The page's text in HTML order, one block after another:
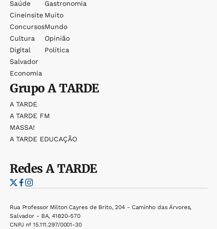
Saúde
Cineinsite
Concursos
Cultura
Digital
Salvador
Economia
Gastronomia
Muito
Mundo
Opinião
Política
GrupoA TARDE
A TARDE
A TARDE FM
MASSA!
A TARDE EDUCAÇÃO
RedesA TARDE
Rua Professor Milton Cayres de Brito, 204 - Caminho das Árvores,
Salvador - BA, 41820-570
CNPJ nº 15.111.297/0001-30